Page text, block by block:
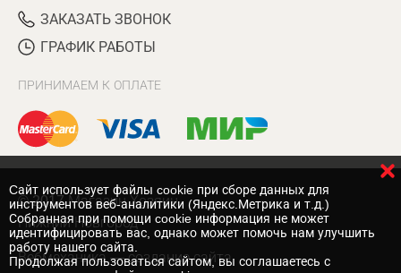
ЗАКАЗАТЬ ЗВОНОК
ГРАФИК РАБОТЫ
ПРИНИМАЕМ К ОПЛАТЕ
© 2017 Магазин Хозяин
Нижний Новгород
Вебмеханика — создание сайта
Cайт использует файлы cookie при сборе данных для
инструментов веб-аналитики (Яндекс.Метрика и т.д.)
Собранная при помощи cookie информация не может
идентифицировать вас, однако может помочь нам улучшить
работу нашего сайта.
Продолжая пользоваться сайтом, вы соглашаетесь с